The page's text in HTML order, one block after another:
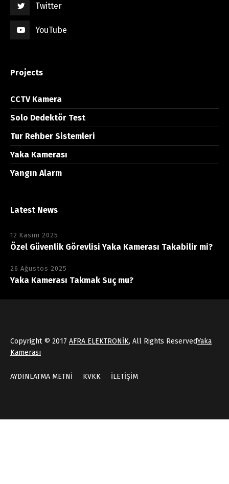
Twitter
YouTube
Projects
CCTV Kamera
Solo Dedektör Test
Tur Rehber Sistemleri
Yaka Kamerası
Yangın Alarm
Latest News
12 Kasım 2025
Özel Güvenlik Görevlisi Yaka Kamerası Takabilir mi?
26 Ağustos 2025
Yaka Kamerası Takmak Suç mu?
Copyright © 2017 AFRA ELEKTRONİK, All Rights ReservedYaka
Kamerası
AYDINLATMA METNİ KVKK İLETİŞİM